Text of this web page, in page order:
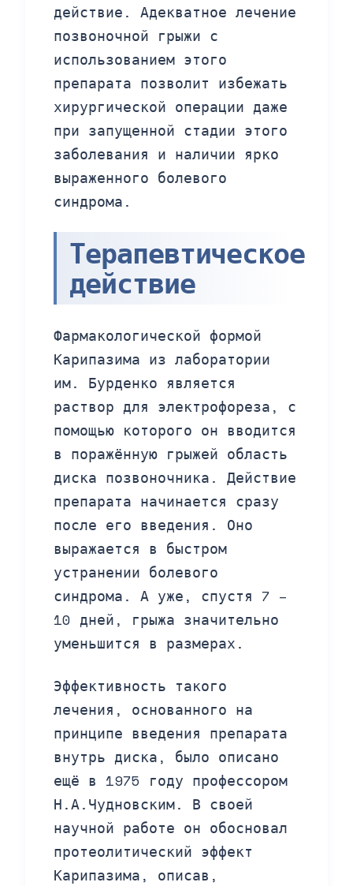
действие. Адекватное лечение
позвоночной грыжи с
использованием этого
препарата позволит избежать
хирургической операции даже
при запущенной стадии этого
заболевания и наличии ярко
выраженного болевого
синдрома.
Терапевтическое
действие
Фармакологической формой
Карипазима из лаборатории
им. Бурденко является
раствор для электрофореза, с
помощью которого он вводится
в поражённую грыжей область
диска позвоночника. Действие
препарата начинается сразу
после его введения. Оно
выражается в быстром
устранении болевого
синдрома. А уже, спустя 7 –
10 дней, грыжа значительно
уменьшится в размерах.
Эффективность такого
лечения, основанного на
принципе введения препарата
внутрь диска, было описано
ещё в 1975 году профессором
Н.А.Чудновским. В своей
научной работе он обосновал
протеолитический эффект
Карипазима, описав,